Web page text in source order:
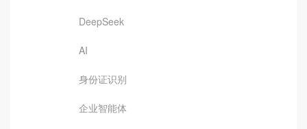
DeepSeek
AI
身份证识别
企业智能体